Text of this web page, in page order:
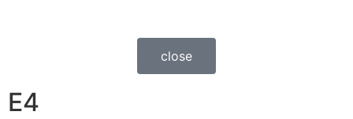
close
E4